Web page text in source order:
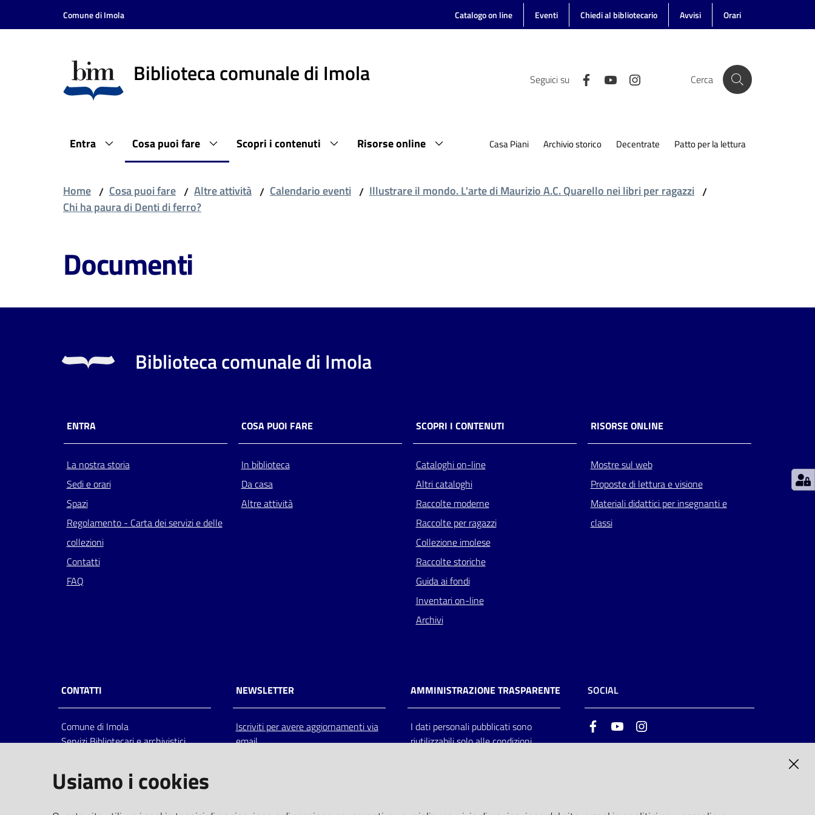
Vai al contenuto
Vai alla navigazione
Comune di Imola Catalogo on line Eventi Chiedi al bibliotecario Avvisi Orari
Biblioteca comunale di Imola Seguici su Cerca
Entra Cosa puoi fare Scopri i contenuti Risorse online Casa Piani Archivio storico Decentrate Patto per la lettura
Home / Cosa puoi fare / Altre attività / Calendario eventi / Illustrare il mondo. L'arte di Maurizio A.C. Quarello nei libri per ragazzi /
Chi ha paura di Denti di ferro?
Documenti
Biblioteca comunale di Imola
ENTRA
La nostra storia
Sedi e orari
Spazi
Regolamento - Carta dei servizi e delle
collezioni
Contatti
FAQ
COSA PUOI FARE
In biblioteca
Da casa
Altre attività
SCOPRI I CONTENUTI
Cataloghi on-line
Altri cataloghi
Raccolte moderne
Raccolte per ragazzi
Collezione imolese
Raccolte storiche
Guida ai fondi
Inventari on-line
Archivi
RISORSE ONLINE
Mostre sul web
Proposte di lettura e visione
Materiali didattici per insegnanti e
classi
CONTATTI
Comune di Imola
Servizi Bibliotecari e archivistici
Italia
centralino: tel 0542.6026.36 fax
NEWSLETTER
Iscriviti per avere aggiornamenti via
email
AMMINISTRAZIONE TRASPARENTE
I dati personali pubblicati sono
riutilizzabili solo alle condizioni
SOCIAL
FacebookYoutube
Usiamo i cookies